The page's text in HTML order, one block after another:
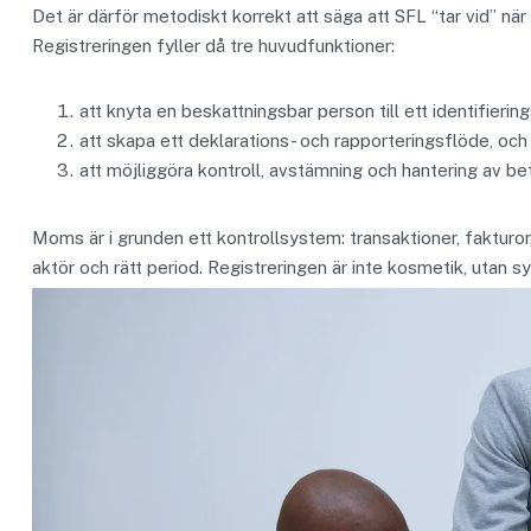
Det är därför metodiskt korrekt att säga att SFL “tar vid”
Registreringen fyller då tre huvudfunktioner:
att knyta en beskattningsbar person till ett
att skapa ett deklarations- och rapporteringsflöde, och
att möjliggöra kontroll, avstämning och hantering av
Moms är i grunden ett kontrollsystem: transaktioner,
aktör och rätt period. Registreringen är inte kosmetik, utan